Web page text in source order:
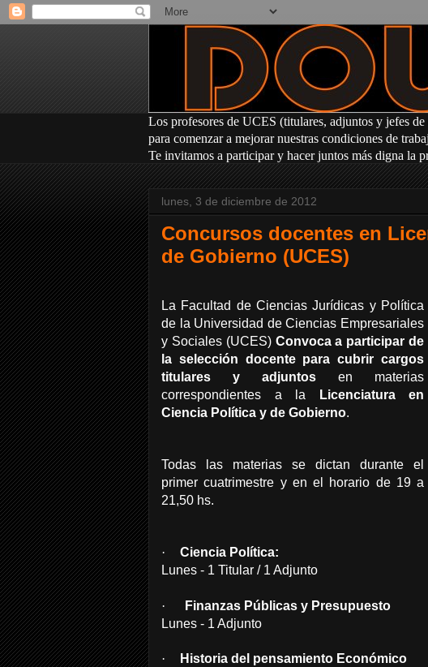
Los profesores de UCES (titulares, adjuntos y jefes
para comenzar a mejorar nuestras condiciones de
Te invitamos a participar y hacer juntos más digna la
lunes, 3 de diciembre de 2012
Concursos docentes en
de Gobierno (UCES)
La Facultad de Ciencias Jurídicas y Política
de la Universidad de Ciencias Empresariales
y Sociales (UCES) Convoca a participar de
la selección docente para cubrir cargos
titulares y adjuntos en materias
correspondientes a la
Licenciatura en
Ciencia Política y de Gobierno.
Todas las materias se dictan durante el
primer cuatrimestre y en el horario de 19 a
21,50 hs.
·
Ciencia Política:
Lunes - 1 Titular / 1 Adjunto
·
Finanzas Públicas y Presupuesto
Lunes - 1 Adjunto
· Historia del pensamiento Económico